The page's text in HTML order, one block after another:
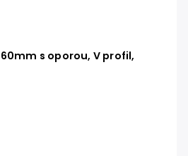
s oporou, V profil,